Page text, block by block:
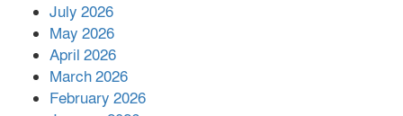
July 2026
May 2026
April 2026
March 2026
February 2026